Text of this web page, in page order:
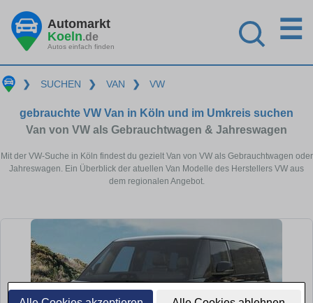
Automarkt
Koeln.de
Autos einfach finden
☰
❯ SUCHEN ❯ VAN ❯ VW
gebrauchte VW Van in Köln und im Umkreis suchen
Van von VW als Gebrauchtwagen & Jahreswagen
Mit der VW-Suche in Köln findest du gezielt Van von VW als Gebrauchtwagen oder
Jahreswagen. Ein Überblick der atuellen Van Modelle des Herstellers VW aus
dem regionalen Angebot.